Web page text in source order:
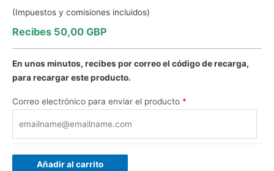
(Impuestos y comisiones incluidos)
Recibes 50,00 GBP
En unos minutos, recibes por correo el código de recarga,
para recargar este producto.
Correo electrónico para enviar el producto *
Añadir al carrito